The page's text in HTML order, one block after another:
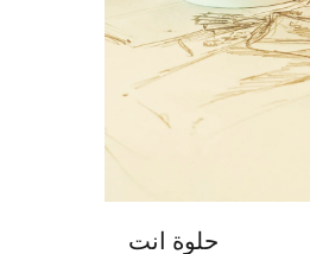
حلوة انت